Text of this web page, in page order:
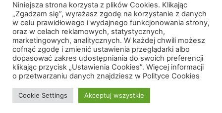
Szukasz czegoś?
Szukaj:
DrNatural.pl- wszelkie prawa zastrzeżone © 2026
Niniejsza strona korzysta z plików Cookies. Klikając
„Zgadzam się”, wyrażasz zgodę na korzystanie z danych
w celu prawidłowego i wydajnego funkcjonowania strony,
oraz w celach reklamowych, statystycznych,
marketingowych, analitycznych. W każdej chwili możesz
cofnąć zgodę i zmienić ustawienia przeglądarki albo
dopasować zakres udostępniania do swoich preferencji
klikając przycisk „Ustawienia Cookies”. Więcej informacji
o przetwarzaniu danych znajdziesz w Polityce Cookies
Cookie Settings Akceptuj wszystkie